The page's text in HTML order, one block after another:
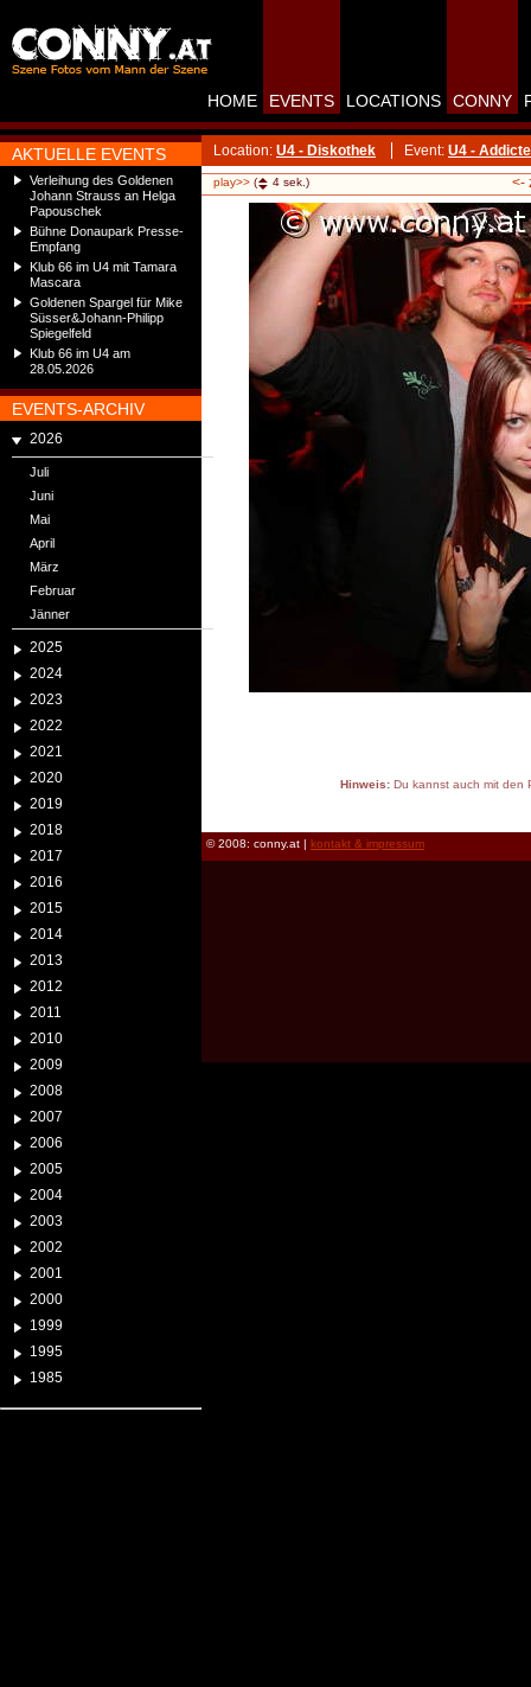
AKTUELLE EVENTS
Verleihung des Goldenen
Johann Strauss an Helga
Papouschek
Bühne Donaupark Presse-
Empfang
Klub 66 im U4 mit Tamara
Mascara
Goldenen Spargel für Mike
Süsser&Johann-Philipp
Spiegelfeld
Klub 66 im U4 am
28.05.2026
EVENTS-ARCHIV
2026
Juli
Juni
Mai
April
März
Februar
Jänner
2025
2024
2023
2022
2021
2020
2019
2018
2017
2016
2015
2014
2013
2012
2011
2010
2009
2008
2007
2006
2005
2004
2003
2002
2001
2000
1999
1995
1985
HOME EVENTS LOCATIONS CONNY
Location: U4 - Diskothek Event: U4 -
play>> ( 4 sek.) <-
Hinweis:Du kannst auch mit den
© 2008: conny.at | kontakt & impressum